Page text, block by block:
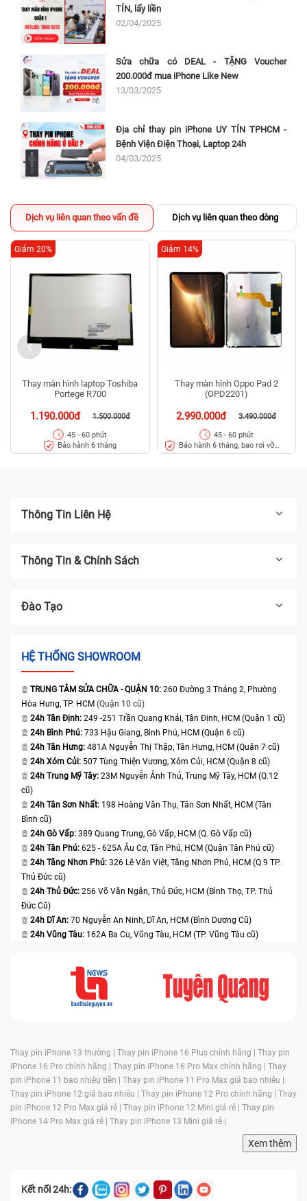
TÍN, lấy liền
02/04/2025
Sửa chữa có DEAL - TẶNG Voucher
200.000đ mua iPhone Like New
13/03/2025
Địa chỉ thay pin iPhone UY TÍN TPHCM -
Bệnh Viện Điện Thoại, Laptop 24h
04/03/2025
Dịch vụ liên quan theo vấn đề Dịch vụ liên quan theo dòng
Thay màn hình laptop Toshiba
Portege R700
1.190.000đ 1.500.000đ
Giảm 20%
45 - 60 phút
Bảo hành 6 tháng
Thay màn hình Oppo Pad 2
(OPD2201)
2.990.000đ 3.490.000đ
Giảm 14%
45 - 60 phút
Bảo hành 6 tháng, bao rơi vỡ
kính
Thông Tin Liên Hệ
Thông Tin & Chính Sách
Đào Tạo
HỆ THỐNG SHOWROOM
TRUNG TÂM SỬA CHỮA - QUẬN 10: 260 Đường 3 Tháng 2, Phường
Hòa Hưng, TP. HCM (Quận 10 cũ)
24h Tân Định: 249 -251 Trần Quang Khải, Tân Định, HCM (Quận 1 cũ)
24h Bình Phú: 733 Hậu Giang, Bình Phú, HCM (Quận 6 cũ)
24h Tân Hưng: 481A Nguyễn Thị Thập, Tân Hưng, HCM (Quận 7 cũ)
24h Xóm Củi: 507 Tùng Thiện Vương, Xóm Củi, HCM (Quận 8 cũ)
24h Trung Mỹ Tây: 23M Nguyễn Ảnh Thủ, Trung Mỹ Tây, HCM (Q.12
cũ)
24h Tân Sơn Nhất: 198 Hoàng Văn Thụ, Tân Sơn Nhất, HCM (Tân
Bình cũ)
24h Gò Vấp: 389 Quang Trung, Gò Vấp, HCM (Q. Gò Vấp cũ)
24h Tân Phú: 625 - 625A Âu Cơ, Tân Phú, HCM (Quận Tân Phú cũ)
24h Tăng Nhơn Phú: 326 Lê Văn Việt, Tăng Nhơn Phú, HCM (Q.9 TP.
Thủ Đức cũ)
24h Thủ Đức: 256 Võ Văn Ngân, Thủ Đức, HCM (Bình Thọ, TP. Thủ
Đức Cũ)
24h Dĩ An: 70 Nguyễn An Ninh, Dĩ An, HCM (Bình Dương Cũ)
24h Vũng Tàu: 162A Ba Cu, Vũng Tàu, HCM (TP. Vũng Tàu cũ)
Thay pin iPhone 13 thường | Thay pin iPhone 16 Plus chính hãng | Thay pin
iPhone 16 Pro chính hãng | Thay pin iPhone 16 Pro Max chính hãng | Thay
pin iPhone 11 bao nhiêu tiền | Thay pin iPhone 11 Pro Max giá bao nhiêu |
Thay pin iPhone 12 giá bao nhiêu | Thay pin iPhone 12 Pro chính hãng | Thay
pin iPhone 12 Pro Max giá rẻ | Thay pin iPhone 12 Mini giá rẻ | Thay pin
iPhone 14 Pro Max giá rẻ | Thay pin iPhone 13 Mini giá rẻ |
Xem thêm
Kết nối 24h: